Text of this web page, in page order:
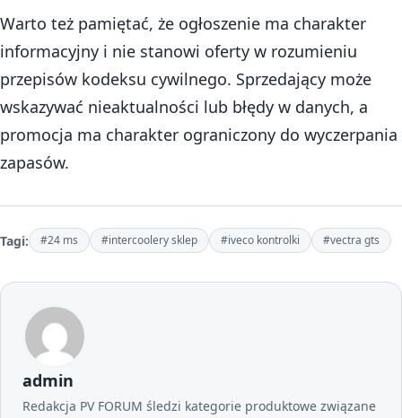
Warto też pamiętać, że ogłoszenie ma charakter
informacyjny i nie stanowi oferty w rozumieniu
przepisów kodeksu cywilnego. Sprzedający może
wskazywać nieaktualności lub błędy w danych, a
promocja ma charakter ograniczony do wyczerpania
zapasów.
Tagi: #24 ms #intercoolery sklep #iveco kontrolki #vectra gts
admin
Redakcja PV FORUM śledzi kategorie produktowe związane